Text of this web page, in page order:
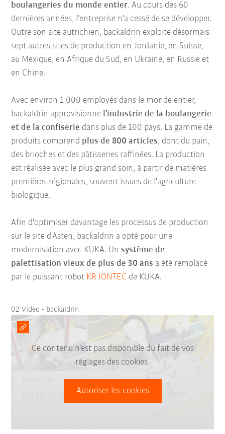
boulangeries du monde entier. Au cours des 60
dernières années, l'entreprise n'a cessé de se développer.
Outre son site autrichien, backaldrin exploite désormais
sept autres sites de production en Jordanie, en Suisse,
au Mexique, en Afrique du Sud, en Ukraine, en Russie et
en Chine.
Avec environ 1 000 employés dans le monde entier,
backaldrin approvisionne l'industrie de la boulangerie
et de la confiserie dans plus de 100 pays. La gamme de
produits comprend plus de 800 articles, dont du pain,
des brioches et des pâtisseries raffinées. La production
est réalisée avec le plus grand soin, à partir de matières
premières régionales, souvent issues de l'agriculture
biologique.
Afin d'optimiser davantage les processus de production
sur le site d'Asten, backaldrin a opté pour une
modernisation avec KUKA. Unsystème de
palettisation vieux de plus de 30 ans a été remplacé
par le puissant robot KR IONTEC de KUKA.
02 Video - backaldrin
Ce contenu n’est pas disponible du fait de vos
réglages des cookies.
Autoriser les cookies